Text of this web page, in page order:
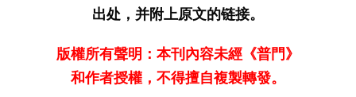
出处，并附上原文的链接。
版權所有聲明：本刊內容未經《普門》
和作者授權，不得擅自複製轉發。